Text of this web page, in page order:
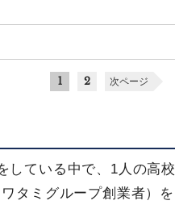
1 2 次ページ
している中で、1人の高校
タミグループ創業者）を